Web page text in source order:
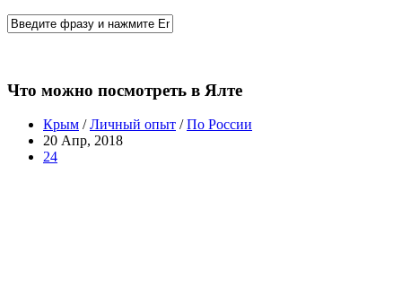
Что можно посмотреть в Ялте
Крым /Личный опыт /По России
20 Апр, 2018
24